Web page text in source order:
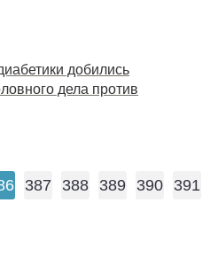
добились
дела против
387 388 389 390 391